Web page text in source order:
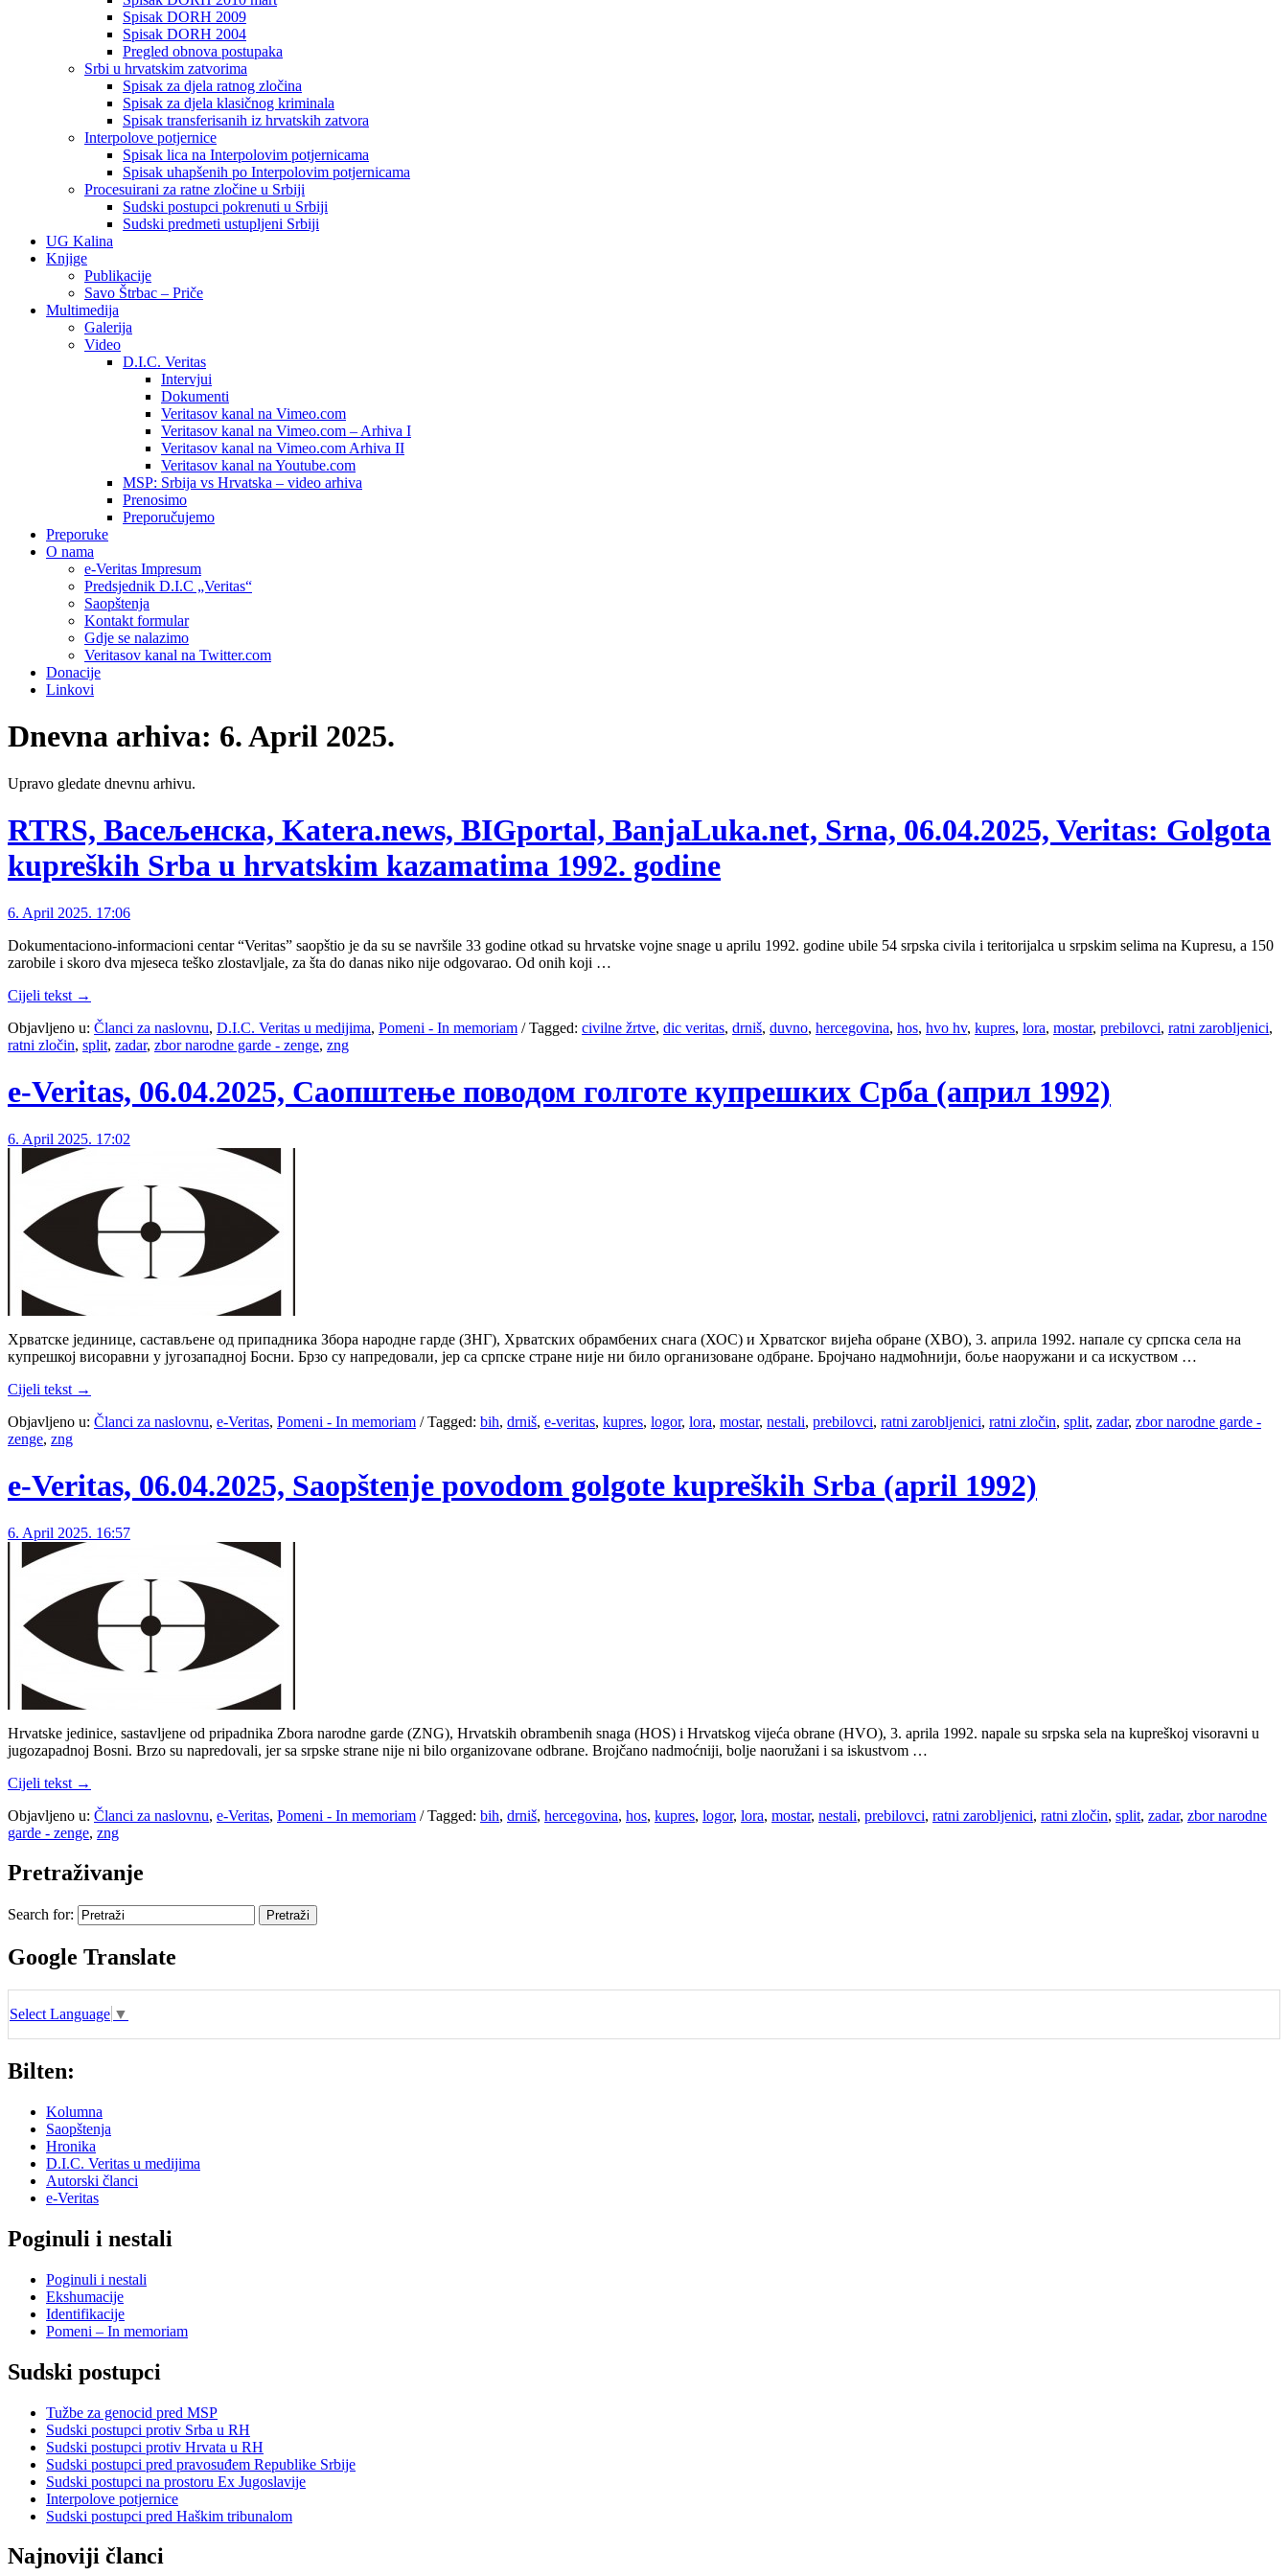
Spisak DORH 2009
Spisak DORH 2004
Pregled obnova postupaka
Srbi u hrvatskim zatvorima
Spisak za djela ratnog zločina
Spisak za djela klasičnog kriminala
Spisak transferisanih iz hrvatskih zatvora
Interpolove potjernice
Spisak lica na Interpolovim potjernicama
Spisak uhapšenih po Interpolovim potjernicama
Procesuirani za ratne zločine u Srbiji
Sudski postupci pokrenuti u Srbiji
Sudski predmeti ustupljeni Srbiji
UG Kalina
Knjige
Publikacije
Savo Štrbac – Priče
Multimedija
Galerija
Video
D.I.C. Veritas
Intervjui
Dokumenti
Veritasov kanal na Vimeo.com
Veritasov kanal na Vimeo.com – Arhiva I
Veritasov kanal na Vimeo.com Arhiva II
Veritasov kanal na Youtube.com
MSP: Srbija vs Hrvatska – video arhiva
Prenosimo
Preporučujemo
Preporuke
O nama
e-Veritas Impresum
Predsjednik D.I.C „Veritas“
Saopštenja
Kontakt formular
Gdje se nalazimo
Veritasov kanal na Twitter.com
Donacije
Linkovi
Dnevna arhiva: 6. April 2025.
Upravo gledate dnevnu arhivu.
RTRS, Васељенска, Katera.news, BIGportal, BanjaLuka.net, Srna, 06.04.2025, Veritas: Golgota
kupreških Srba u hrvatskim kazamatima 1992. godine
6. April 2025. 17:06
Dokumentaciono-informacioni centar “Veritas” saopštio je da su se navršile 33 godine otkad su hrvatske vojne snage u aprilu 1992. godine ubile 54 srpska civila i teritorijalca u srpskim selima na Kupresu, a 150
zarobile i skoro dva mjeseca teško zlostavljale, za šta do danas niko nije odgovarao. Od onih koji …
Cijeli tekst →
Objavljeno u: Članci za naslovnu, D.I.C. Veritas u medijima, Pomeni - In memoriam /Tagged: civilne žrtve, dic veritas, drniš, duvno, hercegovina, hos, hvo hv, kupres, lora, mostar, prebilovci, ratni zarobljenici,
ratni zločin, split, zadar, zbor narodne garde - zenge, zng
e-Veritas, 06.04.2025, Саопштење поводом голготе купрешких Срба (април 1992)
6. April 2025. 17:02
Хрватске јединице, састављене од припадника Збора народне гарде (ЗНГ), Хрватских обрамбених снага (ХОС) и Хрватског вијећа обране (ХВО), 3. априла 1992. напале су српска села на
купрешкој висоравни у југозападној Босни. Брзо су напредовали, јер са српске стране није ни било организоване одбране. Бројчано надмоћнији, боље наоружани и са искуством …
Cijeli tekst →
Objavljeno u: Članci za naslovnu, e-Veritas, Pomeni - In memoriam /Tagged: bih, drniš, e-veritas, kupres, logor, lora, mostar, nestali, prebilovci, ratni zarobljenici, ratni zločin, split, zadar, zbor narodne garde -
zenge, zng
e-Veritas, 06.04.2025, Saopštenje povodom golgote kupreških Srba (april 1992)
6. April 2025. 16:57
Hrvatske jedinice, sastavljene od pripadnika Zbora narodne garde (ZNG), Hrvatskih obrambenih snaga (HOS) i Hrvatskog vijeća obrane (HVO), 3. aprila 1992. napale su srpska sela na kupreškoj visoravni u
jugozapadnoj Bosni. Brzo su napredovali, jer sa srpske strane nije ni bilo organizovane odbrane. Brojčano nadmoćniji, bolje naoružani i sa iskustvom …
Cijeli tekst →
Objavljeno u: Članci za naslovnu, e-Veritas, Pomeni - In memoriam /Tagged: bih, drniš, hercegovina, hos, kupres, logor, lora, mostar, nestali, prebilovci, ratni zarobljenici, ratni zločin, split, zadar, zbor narodne
garde - zenge, zng
Pretraživanje
Search for:
Google Translate
Select Language ▼
Bilten:
Kolumna
Saopštenja
Hronika
D.I.C. Veritas u medijima
Autorski članci
e-Veritas
Poginuli i nestali
Poginuli i nestali
Ekshumacije
Identifikacije
Pomeni – In memoriam
Sudski postupci
Tužbe za genocid pred MSP
Sudski postupci protiv Srba u RH
Sudski postupci protiv Hrvata u RH
Sudski postupci pred pravosuđem Republike Srbije
Sudski postupci na prostoru Ex Jugoslavije
Interpolove potjernice
Sudski postupci pred Haškim tribunalom
Najnoviji članci